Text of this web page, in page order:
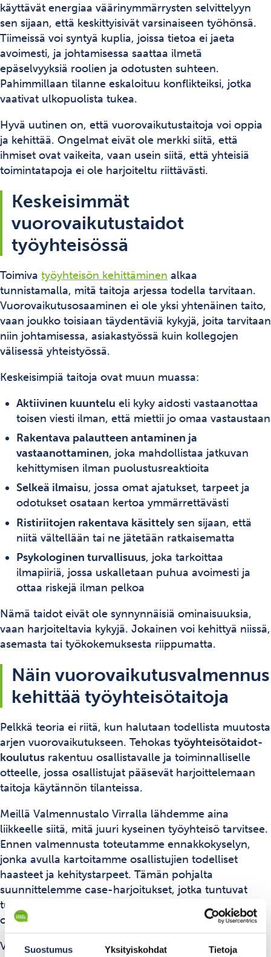
Suostumus Yksityiskohdat Tietoja
käyttävät energiaa väärinymmärrysten selvittelyyn
sen sijaan, että keskittyisivät varsinaiseen työhönsä.
Tiimeissä voi syntyä kuplia, joissa tietoa ei jaeta
avoimesti, ja johtamisessa saattaa ilmetä
epäselvyyksiä roolien ja odotusten suhteen.
Pahimmillaan tilanne eskaloituu konflikteiksi, jotka
vaativat ulkopuolista tukea.
Hyvä uutinen on, että vuorovaikutustaitoja voi oppia
ja kehittää. Ongelmat eivät ole merkki siitä, että
ihmiset ovat vaikeita, vaan usein siitä, että yhteisiä
toimintatapoja ei ole harjoiteltu riittävästi.
Keskeisimmät
vuorovaikutustaidot
työyhteisössä
Toimiva työyhteisön kehittäminen alkaa
tunnistamalla, mitä taitoja arjessa todella tarvitaan.
Vuorovaikutusosaaminen ei ole yksi yhtenäinen taito,
vaan joukko toisiaan täydentäviä kykyjä, joita tarvitaan
niin johtamisessa, asiakastyössä kuin kollegojen
välisessä yhteistyössä.
Keskeisimpiä taitoja ovat muun muassa:
Aktiivinen kuuntelu eli kyky aidosti vastaanottaa
toisen viesti ilman, että miettii jo omaa vastaustaan
Rakentava palautteen antaminen ja
vastaanottaminen, joka mahdollistaa jatkuvan
kehittymisen ilman puolustusreaktioita
Selkeä ilmaisu, jossa omat ajatukset, tarpeet ja
odotukset osataan kertoa ymmärrettävästi
Ristiriitojen rakentava käsittelysen sijaan, että
niitä vältellään tai ne jätetään ratkaisematta
Psykologinen turvallisuus, joka tarkoittaa
ilmapiiriä, jossa uskalletaan puhua avoimesti ja
ottaa riskejä ilman pelkoa
Nämä taidot eivät ole synnynnäisiä ominaisuuksia,
vaan harjoiteltavia kykyjä. Jokainen voi kehittyä niissä,
asemasta tai työkokemuksesta riippumatta.
Näin vuorovaikutusvalmennus
kehittää työyhteisötaitoja
Pelkkä teoria ei riitä, kun halutaan todellista muutosta
arjen vuorovaikutukseen. Tehokas työyhteisötaidot-
koulutus rakentuu osallistavalle ja toiminnalliselle
otteelle, jossa osallistujat pääsevät harjoittelemaan
taitoja käytännön tilanteissa.
Meillä Valmennustalo Virralla lähdemme aina
liikkeelle siitä, mitä juuri kyseinen työyhteisö tarvitsee.
Ennen valmennusta toteutamme ennakkokyselyn,
jonka avulla kartoitamme osallistujien todelliset
haasteet ja kehitystarpeet. Tämän pohjalta
suunnittelemme case-harjoitukset, jotka tuntuvat
tutuilta ja ajankohtaisilta, koska ne perustuvat
oikeaan arkeen, eivät kuvitteellisiin tilanteisiin.
Valmennus ei myöskään tapahdu irrallaan